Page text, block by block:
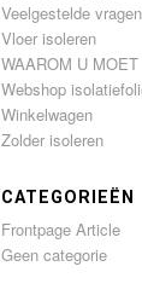
Veelgestelde vragen
Vloer isoleren
WAAROM U
Webshop
Winkelwagen
Zolder isoleren
CATEGORIEËN
Frontpage Article
Geen categorie